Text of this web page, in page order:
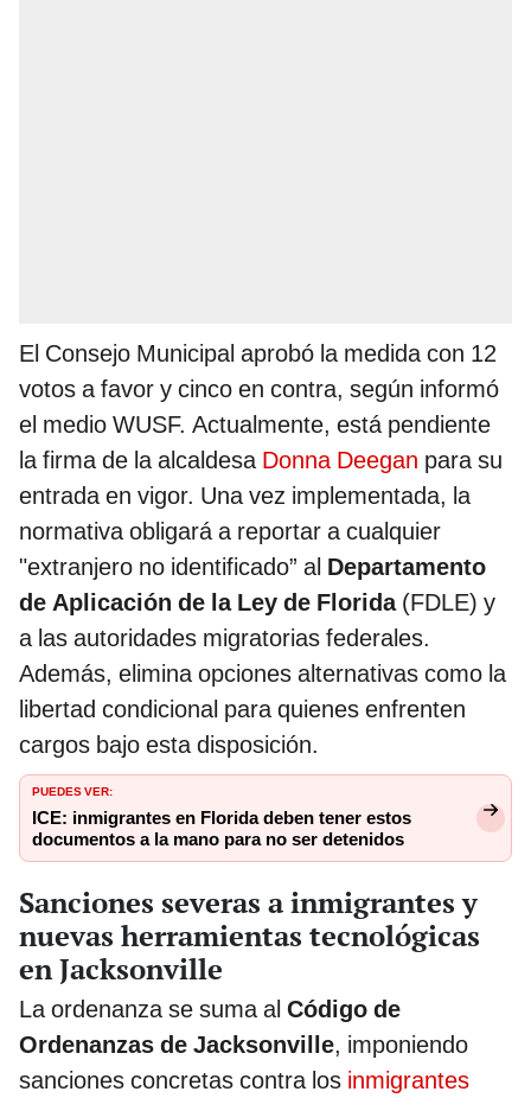
El Consejo Municipal aprobó la medida con 12
votos a favor y cinco en contra, según informó
el medio WUSF. Actualmente, está pendiente
la firma de la alcaldesa Donna Deegan para su
entrada en vigor. Una vez implementada, la
normativa obligará a reportar a cualquier
"extranjero no identificado” al Departamento
de Aplicación de la Ley de Florida(FDLE) y
a las autoridades migratorias federales.
Además, elimina opciones alternativas como la
libertad condicional para quienes enfrenten
cargos bajo esta disposición.
PUEDES VER:
ICE: inmigrantes en Florida deben tener estos
documentos a la mano para no ser detenidos
Sanciones severas a inmigrantes y
nuevas herramientas tecnológicas
en Jacksonville
La ordenanza se suma al Código de
Ordenanzas de Jacksonville, imponiendo
sanciones concretas contra los inmigrantes